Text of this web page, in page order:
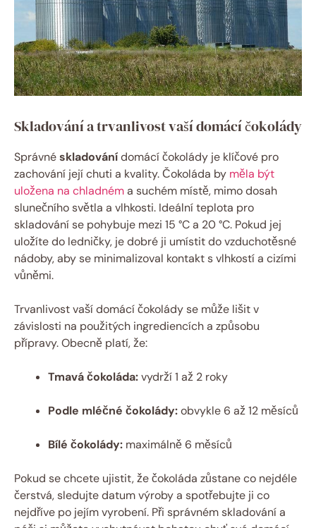
Skladování a trvanlivost vaší domácí čokolády
Správnéskladovánídomácí čokolády je klíčové pro
zachování její chuti a kvality. Čokoláda by měla být
uložena na chladnéma suchém místě, mimo dosah
slunečního světla a vlhkosti. Ideální teplota pro
skladování se pohybuje mezi 15 °C a 20 °C. Pokud jej
uložíte do ledničky, je dobré ji umístit do vzduchotěsné
nádoby, aby se minimalizoval kontakt s vlhkostí a cizími
vůněmi.
Trvanlivost vaší domácí čokolády se může lišit v
závislosti na použitých ingrediencích a způsobu
přípravy. Obecně platí, že:
Tmavá čokoláda:vydrží 1 až 2 roky
Podle mléčné čokolády:obvykle 6 až 12 měsíců
Bílé čokolády: maximálně 6 měsíců
Pokud se chcete ujistit, že čokoláda zůstane co nejdéle
čerstvá, sledujte datum výroby a spotřebujte ji co
nejdříve po jejím vyrobení. Při správném skladování a